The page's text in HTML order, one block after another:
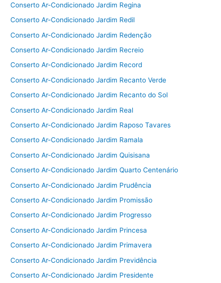
Conserto Ar-Condicionado Jardim Regina
Conserto Ar-Condicionado Jardim Redil
Conserto Ar-Condicionado Jardim Redenção
Conserto Ar-Condicionado Jardim Recreio
Conserto Ar-Condicionado Jardim Record
Conserto Ar-Condicionado Jardim Recanto Verde
Conserto Ar-Condicionado Jardim Recanto do Sol
Conserto Ar-Condicionado Jardim Real
Conserto Ar-Condicionado Jardim Raposo Tavares
Conserto Ar-Condicionado Jardim Ramala
Conserto Ar-Condicionado Jardim Quisisana
Conserto Ar-Condicionado Jardim Quarto Centenário
Conserto Ar-Condicionado Jardim Prudência
Conserto Ar-Condicionado Jardim Promissão
Conserto Ar-Condicionado Jardim Progresso
Conserto Ar-Condicionado Jardim Princesa
Conserto Ar-Condicionado Jardim Primavera
Conserto Ar-Condicionado Jardim Previdência
Conserto Ar-Condicionado Jardim Presidente